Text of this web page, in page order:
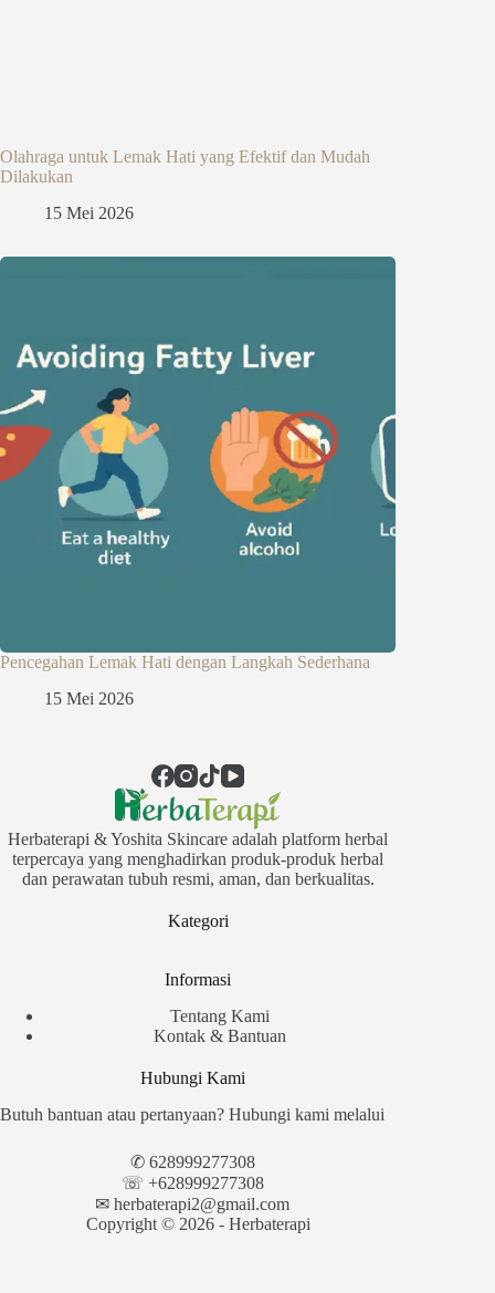
Olahraga untuk Lemak Hati yang Efektif dan Mudah
Dilakukan
15 Mei 2026
Pencegahan Lemak Hati dengan Langkah Sederhana
15 Mei 2026
Herbaterapi & Yoshita Skincare adalah platform herbal
terpercaya yang menghadirkan produk-produk herbal
dan perawatan tubuh resmi, aman, dan berkualitas.
Kategori
Informasi
Tentang Kami
Kontak & Bantuan
Hubungi Kami
Butuh bantuan atau pertanyaan? Hubungi kami melalui
✆ 628999277308
☏ +628999277308
✉︎ herbaterapi2@gmail.com
Copyright © 2026 - Herbaterapi